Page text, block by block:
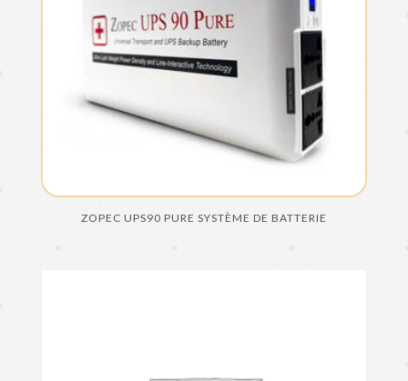
ZOPEC UPS90 PURE SYSTÈME DE BATTERIE